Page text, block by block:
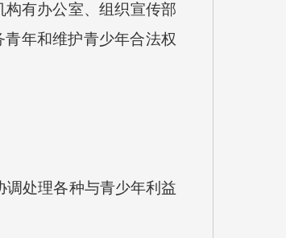
有办公室、组织宣传部
年和维护青少年合法权
处理各种与青少年利益